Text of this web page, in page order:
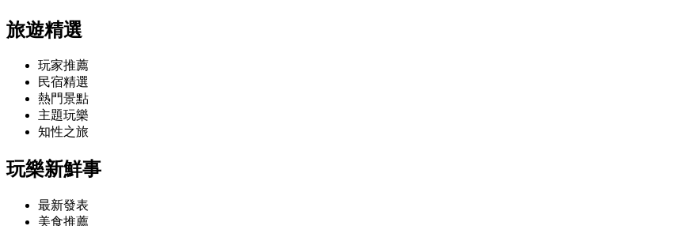
旅遊精選
玩家推薦
民宿精選
熱門景點
主題玩樂
知性之旅
玩樂新鮮事
最新發表
美食推薦